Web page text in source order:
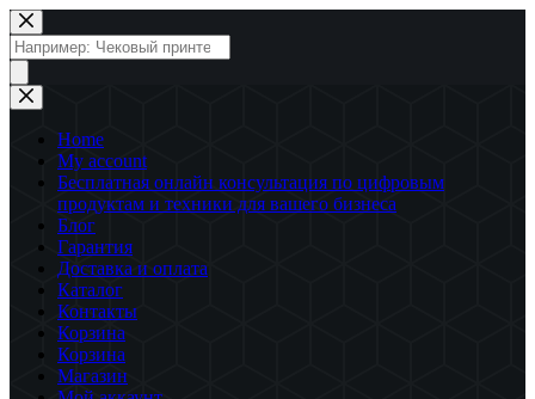
Перейти
к
сути
Поиск
товаров
Home
My account
Бесплатная онлайн консультация по цифровым
продуктам и техники для вашего бизнеса
Блог
Гарантия
Доставка и оплата
Каталог
Контакты
Корзина
Корзина
Магазин